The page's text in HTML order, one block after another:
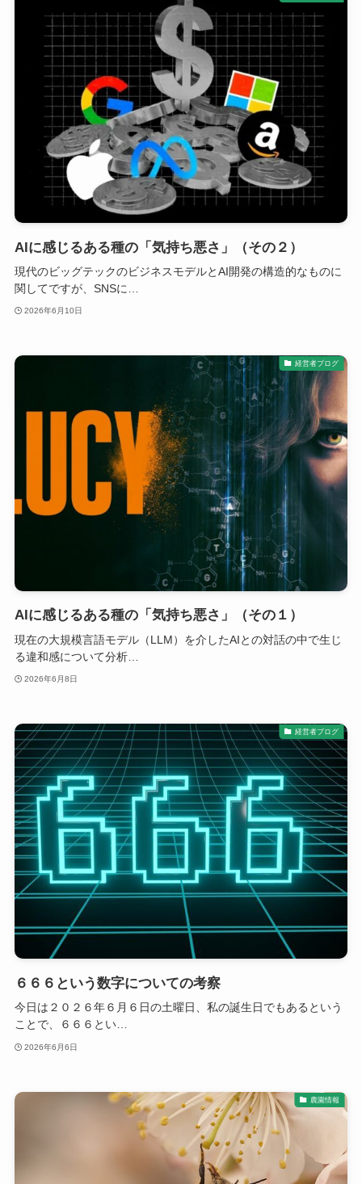
AIに感じるある種の「気持ち悪さ」（その２）
現代のビッグテックのビジネスモデルとAI開発の構造的なものに
関してですが、SNSに…
2026年6月10日
経営者ブログ
AIに感じるある種の「気持ち悪さ」（その１）
現在の大規模言語モデル（LLM）を介したAIとの対話の中で生じ
る違和感について分析…
2026年6月8日
経営者ブログ
６６６という数字についての考察
今日は２０２６年６月６日の土曜日、私の誕生日でもあるという
ことで、６６６とい…
2026年6月6日
農園情報